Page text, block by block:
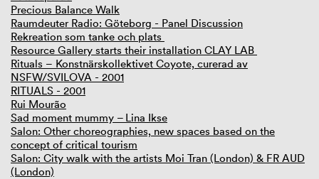
Precious Balance Walk
Raumdeuter Radio: Göteborg - Panel Discussion
Rekreation som tanke och plats
Resource Gallery starts their installation CLAY LAB
Rituals – Konstnärskollektivet Coyote, curerad av
NSFW/SVILOVA - 2001
RITUALS - 2001
Rui Mourão
Sad moment mummy – Lina Ikse
Salon: Other choreographies, new spaces based on the
concept of critical tourism
Salon: City walk with the artists Moi Tran (London) & FR AUD
(London)